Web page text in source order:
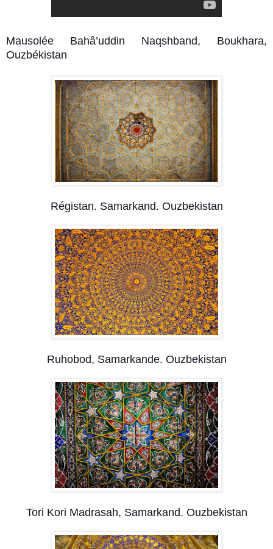
Mausolée Bahâ’uddin Naqshband, Boukhara,
Ouzbékistan
Régistan. Samarkand. Ouzbekistan
Ruhobod, Samarkande. Ouzbekistan
Tori Kori Madrasah, Samarkand. Ouzbekistan